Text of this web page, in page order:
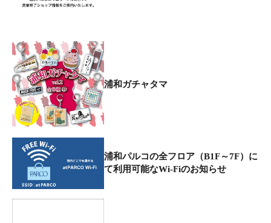
浦和ガチャタマ
浦和パルコの全フロア（B1F～7F）に
て利用可能なWi-Fiのお知らせ